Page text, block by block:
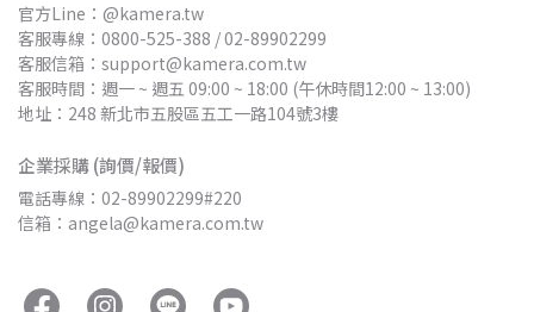
官方Line：@kamera.tw
客服專線：0800-525-388 / 02-89902299
客服信箱：support@kamera.com.tw
客服時間：週一 ~ 週五 09:00 ~ 18:00 (午休時間12:00 ~ 13:00)
地址：248 新北市五股區五工一路104號3樓
企業採購 (詢價/報價)
電話專線：02-89902299#220
信箱：angela@kamera.com.tw